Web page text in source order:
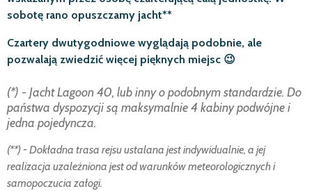
sobotę rano opuszczamy jacht**
Czartery dwutygodniowe wyglądają podobnie, ale
pozwalają zwiedzić więcej pięknych miejsc 😉
(*) - Jacht Lagoon 40, lub inny o podobnym standardzie. Do
państwa dyspozycji są maksymalnie 4 kabiny podwójne i
jedna pojedyncza.
(**) - Dokładna trasa rejsu ustalana jest indywidualnie, a jej
realizacja uzależniona jest od warunków meteorologicznych i
samopoczucia załogi.